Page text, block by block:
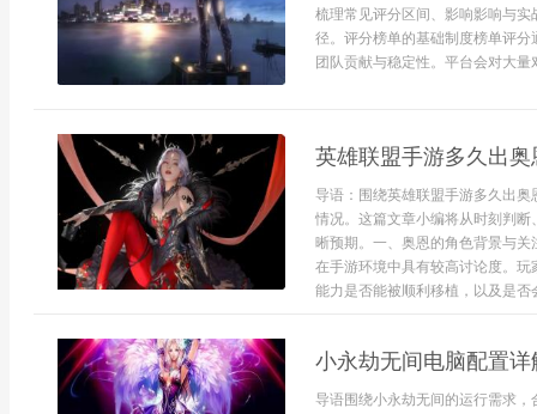
梳理常见评分区间、影响影响与
径。评分榜单的基础制度榜单评
团队贡献与稳定性。平台会对大量
英雄联盟手游多久出奥
导语：围绕英雄联盟手游多久出
情况。这篇文章小编将从时刻判
晰预期。一、奥恩的角色背景与
在手游环境中具有较高讨论度。
能力是否能被顺利移植，以及是否
小永劫无间电脑配置
导语围绕小永劫无间的运行需求